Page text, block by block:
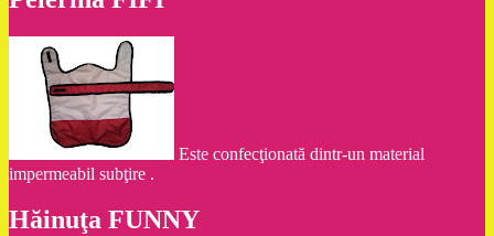
Este confecţionată dintr-un material
impermeabil subţire .
Hăinuţa FUNNY